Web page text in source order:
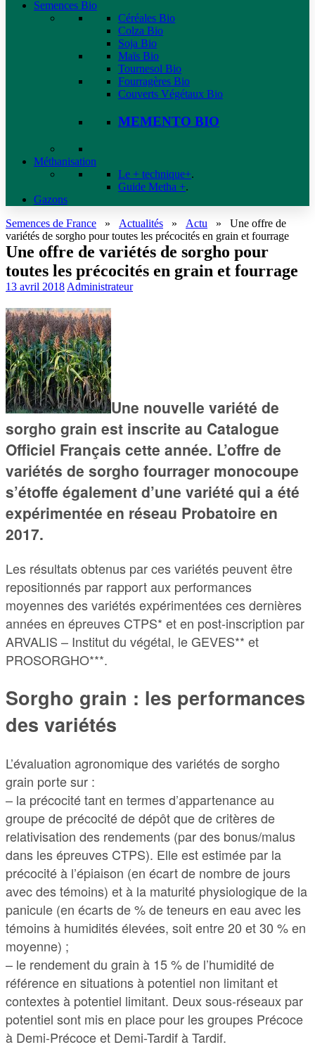
Semences Bio
Céréales Bio
Colza Bio
Soja Bio
Maïs Bio
Tournesol Bio
Fourragères Bio
Couverts Végétaux Bio
MEMENTO BIO
Méthanisation
Le + technique+.
Guide Metha +.
Gazons
Semences de France » Actualités » Actu » Une offre de
variétés de sorgho pour toutes les précocités en grain et fourrage
Une offre de variétés de sorgho pour
toutes les précocités en grain et fourrage
13 avril 2018 Administrateur
Une nouvelle variété de
sorgho grain est inscrite au Catalogue
Officiel Français cette année. L’offre de
variétés de sorgho fourrager monocoupe
s’étoffe également d’une variété qui a été
expérimentée en réseau Probatoire en
2017.
Les résultats obtenus par ces variétés peuvent être
repositionnés par rapport aux performances
moyennes des variétés expérimentées ces dernières
années en épreuves CTPS* et en post-inscription par
ARVALIS – Institut du végétal, le GEVES** et
PROSORGHO***.
Sorgho grain : les performances
des variétés
L’évaluation agronomique des variétés de sorgho
grain porte sur :
– la précocité tant en termes d’appartenance au
groupe de précocité de dépôt que de critères de
relativisation des rendements (par des bonus/malus
dans les épreuves CTPS). Elle est estimée par la
précocité à l’épiaison (en écart de nombre de jours
avec des témoins) et à la maturité physiologique de la
panicule (en écarts de % de teneurs en eau avec les
témoins à humidités élevées, soit entre 20 et 30 % en
moyenne) ;
– le rendement du grain à 15 % de l’humidité de
référence en situations à potentiel non limitant et
contextes à potentiel limitant. Deux sous-réseaux par
potentiel sont mis en place pour les groupes Précoce
à Demi-Précoce et Demi-Tardif à Tardif.